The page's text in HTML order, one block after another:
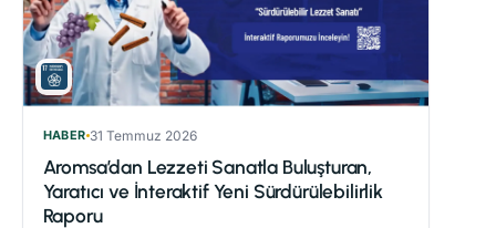
HABER 31 Temmuz 2026
Aromsa’dan Lezzeti Sanatla Buluşturan,
Yaratıcı ve İnteraktif Yeni Sürdürülebilirlik
Raporu